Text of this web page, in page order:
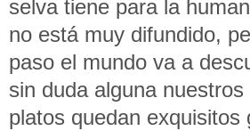
selva tiene para la
no está muy difundido,
paso el mundo va a
sin duda alguna nuestros
platos quedan exquisitos